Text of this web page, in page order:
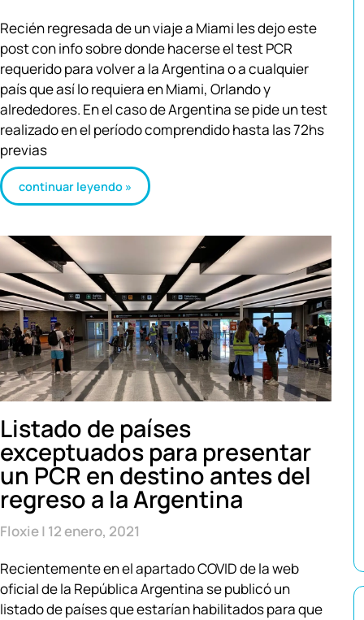
Recién regresada de un viaje a Miami les dejo este
post con info sobre donde hacerse el test PCR
requerido para volver a la Argentina o a cualquier
país que así lo requiera en Miami, Orlando y
alrededores. En el caso de Argentina se pide un test
realizado en el período comprendido hasta las 72hs
previas
continuar leyendo »
Listado de países
exceptuados para presentar
un PCR en destino antes del
regreso a la Argentina
Floxie 12 enero, 2021
Recientemente en el apartado COVID de la web
oficial de la República Argentina se publicó un
listado de países que estarían habilitados para que